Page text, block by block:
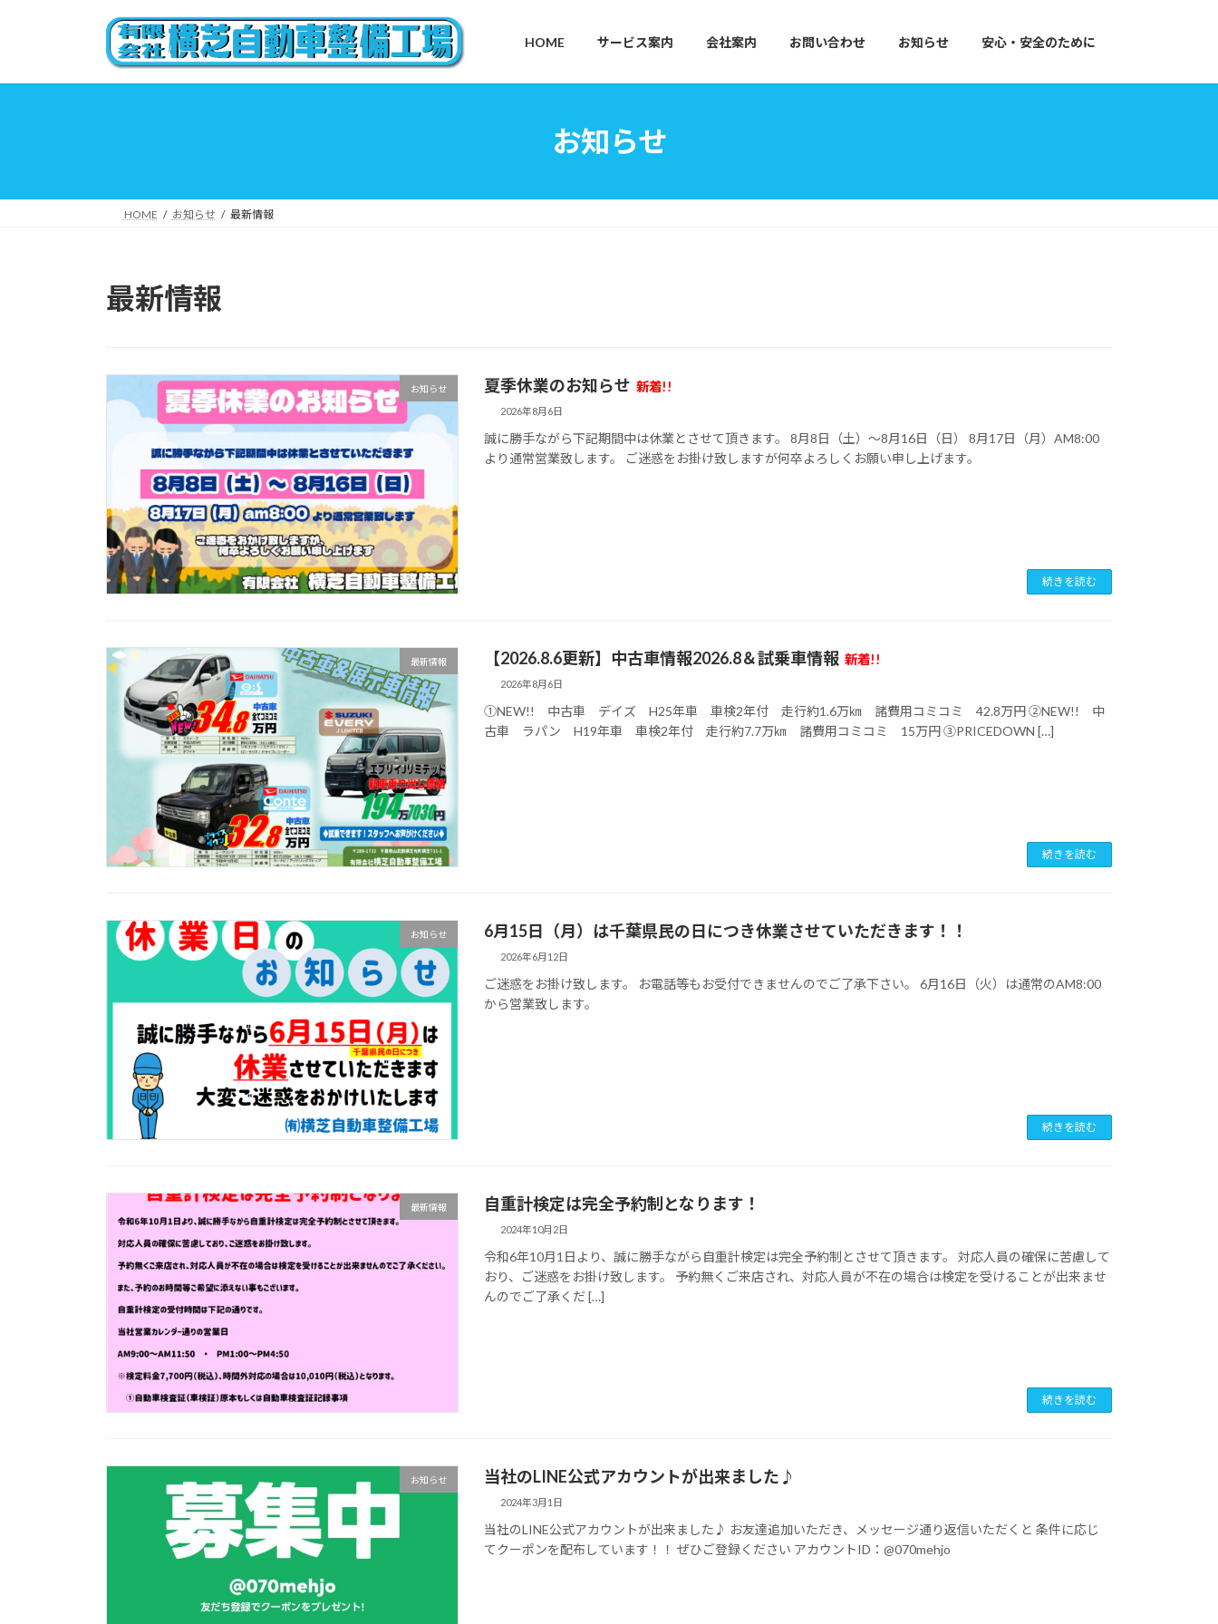
HOME サービス案内 会社案内 お問い合わせ お知らせ 安心・安全のために
お知らせ
HOME お知らせ 最新情報
最新情報
お知らせ 夏季休業のお知らせ 新着!!
2026年8月6日
誠に勝手ながら下記期間中は休業とさせて頂きます。 8月8日（土）～8月16日（日） 8月17日（月）AM8:00
より通常営業致します。 ご迷惑をお掛け致しますが何卒よろしくお願い申し上げます。
続きを読む
最新情報 【2026.8.6更新】中古車情報2026.8＆試乗車情報 新着!!
2026年8月6日
①NEW!! 中古車 デイズ H25年車 車検2年付 走行約1.6万㎞ 諸費用コミコミ 42.8万円 ②NEW!! 中
古車 ラパン H19年車 車検2年付 走行約7.7万㎞ 諸費用コミコミ 15万円 ③PRICEDOWN […]
続きを読む
お知らせ 6月15日（月）は千葉県民の日につき休業させていただきます！！
2026年6月12日
ご迷惑をお掛け致します。 お電話等もお受付できませんのでご了承下さい。 6月16日（火）は通常のAM8:00
から営業致します。
続きを読む
最新情報 自重計検定は完全予約制となります！
2024年10月2日
令和6年10月1日より、誠に勝手ながら自重計検定は完全予約制とさせて頂きます。 対応人員の確保に苦慮して
おり、ご迷惑をお掛け致します。 予約無くご来店され、対応人員が不在の場合は検定を受けることが出来ませ
んのでご了承くだ […]
続きを読む
お知らせ 当社のLINE公式アカウントが出来ました♪
2024年3月1日
当社のLINE公式アカウントが出来ました♪ お友達追加いただき、メッセージ通り返信いただくと 条件に応じ
てクーポンを配布しています！！ ぜひご登録ください アカウントID：@070mehjo